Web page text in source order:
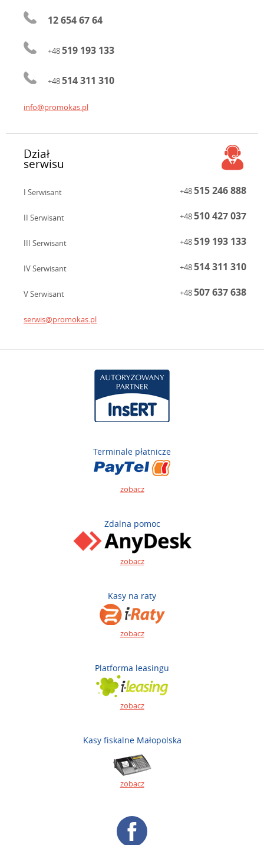
12 654 67 64
+48519 193 133
+48514 311 310
info@promokas.pl
Dział
serwisu
I Serwisant +48515 246 888
II Serwisant +48510 427 037
III Serwisant +48519 193 133
IV Serwisant +48514 311 310
V Serwisant +48507 637 638
serwis@promokas.pl
Terminale płatnicze
zobacz
Zdalna pomoc
zobacz
Kasy na raty
zobacz
Platforma leasingu
zobacz
Kasy fiskalne Małopolska
zobacz